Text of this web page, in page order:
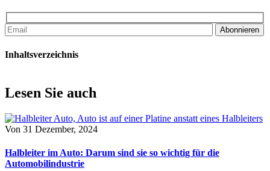
Abonnieren
Inhaltsverzeichnis
Lesen Sie auch
Von 31 Dezember, 2024
Halbleiter im Auto: Darum sind sie so wichtig für die
Automobilindustrie